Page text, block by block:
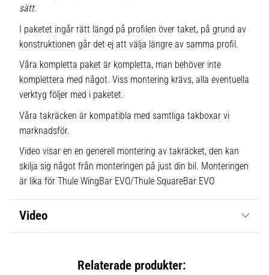
sätt.
I paketet ingår rätt längd på profilen över taket, på grund av
konstruktionen går det ej att välja längre av samma profil.
Våra kompletta paket är kompletta, man behöver inte
komplettera med något. Viss montering krävs, alla eventuella
verktyg följer med i paketet.
Våra takräcken är kompatibla med samtliga takboxar vi
marknadsför.
Video visar en en generell montering av takräcket, den kan
skilja sig något från monteringen på just din bil. Monteringen
är lika för Thule WingBar EVO/Thule SquareBar EVO
Video
Relaterade produkter: